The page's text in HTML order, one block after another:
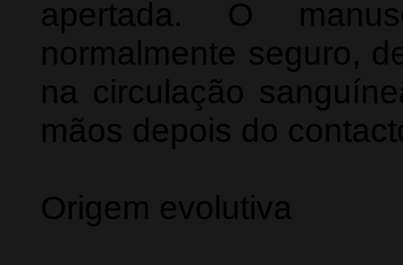
apertada. O
normalmente seguro,
na circulação
mãos depois do
Origem evolutiva